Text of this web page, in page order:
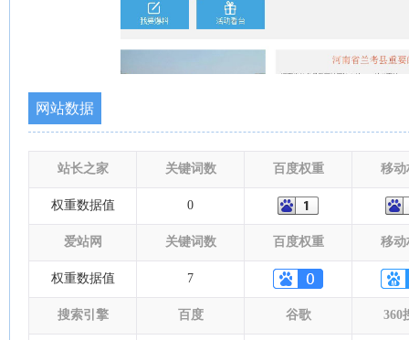
网站数据
站长之家 关键词数 百度权重 移动
权重数据值 0
爱站网 关键词数 百度权重 移动
权重数据值 7
搜索引擎 百度 谷歌 360